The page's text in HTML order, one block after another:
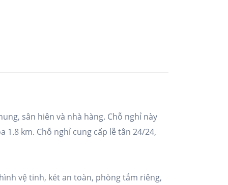
sân hiên và nhà hàng. Chỗ nghỉ này
1.8 km. Chỗ nghỉ cung cấp lễ tân 24/24,
vệ tinh, két an toàn, phòng tắm riêng,